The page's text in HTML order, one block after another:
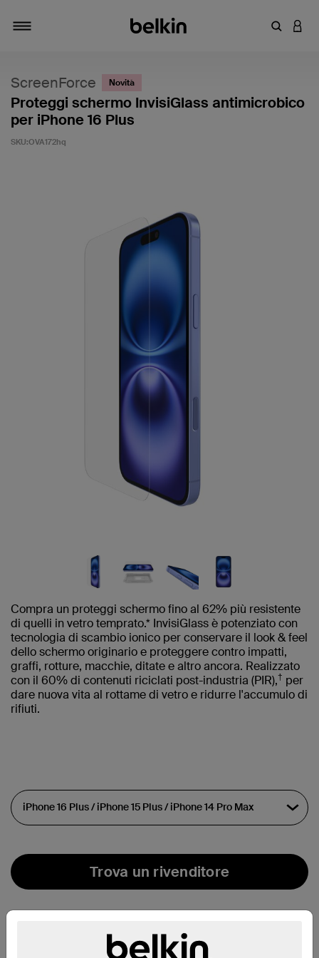
Inserisci
ScreenForce Novità
Proteggi schermo InvisiGlass antimicrobico
per iPhone 16 Plus
SKU:OVA172hq
Compra un proteggi schermo fino al 62% più resistente
di quelli in vetro temprato.* InvisiGlass è potenziato con
tecnologia di scambio ionico per conservare il look & feel
dello schermo originario e proteggere contro impatti,
graffi, rotture, macchie, ditate e altro ancora. Realizzato
con il 60% di contenuti riciclati post-industria (PIR),† per
dare nuova vita al rottame di vetro e ridurre l'accumulo di
rifiuti.
Trova un rivenditore